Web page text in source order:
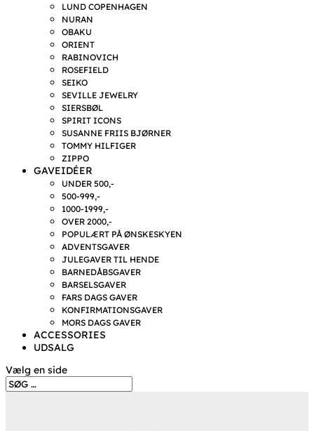
LUND COPENHAGEN
NURAN
OBAKU
ORIENT
RABINOVICH
ROSEFIELD
SEIKO
SEVILLE JEWELRY
SIERSBØL
SPIRIT ICONS
SUSANNE FRIIS BJØRNER
TOMMY HILFIGER
ZIPPO
GAVEIDÉER
UNDER 500,-
500-999,-
1000-1999,-
OVER 2000,-
POPULÆRT PÅ ØNSKESKYEN
ADVENTSGAVER
JULEGAVER TIL HENDE
BARNEDÅBSGAVER
BARSELSGAVER
FARS DAGS GAVER
KONFIRMATIONSGAVER
MORS DAGS GAVER
ACCESSORIES
UDSALG
Vælg en side